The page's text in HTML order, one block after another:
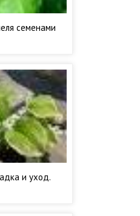
семенами
и уход.